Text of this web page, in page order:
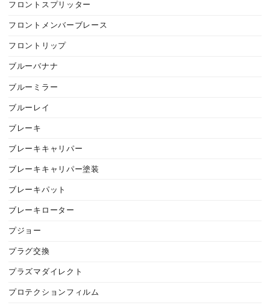
フロントスプリッター
フロントメンバーブレース
フロントリップ
ブルーバナナ
ブルーミラー
ブルーレイ
ブレーキ
ブレーキキャリパー
ブレーキキャリパー塗装
ブレーキパット
ブレーキローター
プジョー
プラグ交換
プラズマダイレクト
プロテクションフィルム